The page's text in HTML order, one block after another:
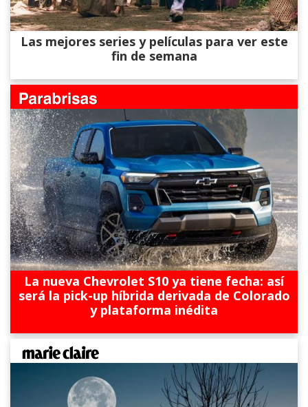
Las mejores series y películas para ver este
fin de semana
La nueva Chevrolet S10 ya tiene fecha: así
será la pick-up híbrida derivada de Colorado
y plataforma inédita